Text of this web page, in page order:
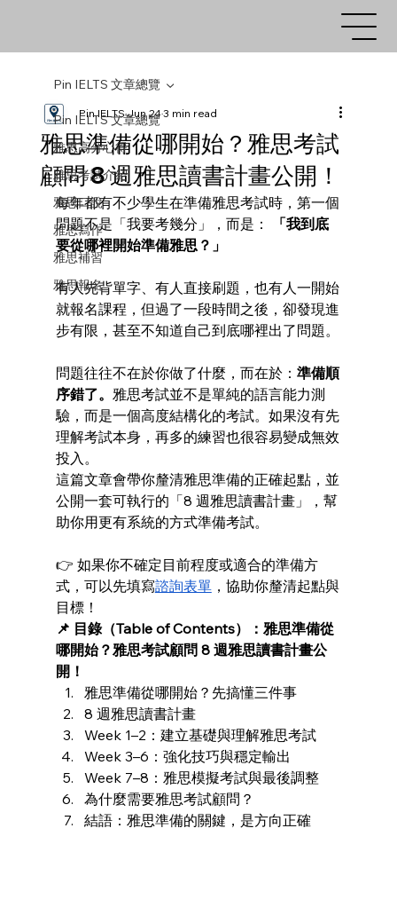
Pin IELTS 文章總覽
雅思高分心得
雅思考試介紹
雅思口說
雅思寫作
雅思補習
雅思報名
Pin IELTS 文章總覽
雅思準備從哪開始？雅思考試
顧問 8 週雅思讀書計畫公開！
Pin IELTSJun 243 min read
每年都有不少學生在準備雅思考試時，第一個
問題不是「我要考幾分」，而是：
「我到底
要從哪裡開始準備雅思？」
有人先背單字、有人直接刷題，也有人一開始
就報名課程，但過了一段時間之後，卻發現進
步有限，甚至不知道自己到底哪裡出了問題。
問題往往不在於你做了什麼，而在於： 準備順
序錯了。 雅思考試並不是單純的語言能力測
驗，而是一個高度結構化的考試。如果沒有先
理解考試本身，再多的練習也很容易變成無效
投入。
這篇文章會帶你釐清雅思準備的正確起點，並
公開一套可執行的「8 週雅思讀書計畫」，幫
助你用更有系統的方式準備考試。
👉 如果你不確定目前程度或適合的準備方
式，可以先填寫諮詢表單，協助你釐清起點與
目標！
📌 目錄（Table of Contents）：雅思準備從
哪開始？雅思考試顧問 8 週雅思讀書計畫公
開！
雅思準備從哪開始？先搞懂三件事
8 週雅思讀書計畫
Week 1–2：建立基礎與理解雅思考試
Week 3–6：強化技巧與穩定輸出
Week 7–8：雅思模擬考試與最後調整
為什麼需要雅思考試顧問？
結語：雅思準備的關鍵，是方向正確